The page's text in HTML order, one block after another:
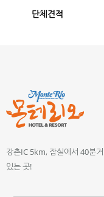
단체견적
강촌IC 5km, 잠실에서 40분
있는 곳!